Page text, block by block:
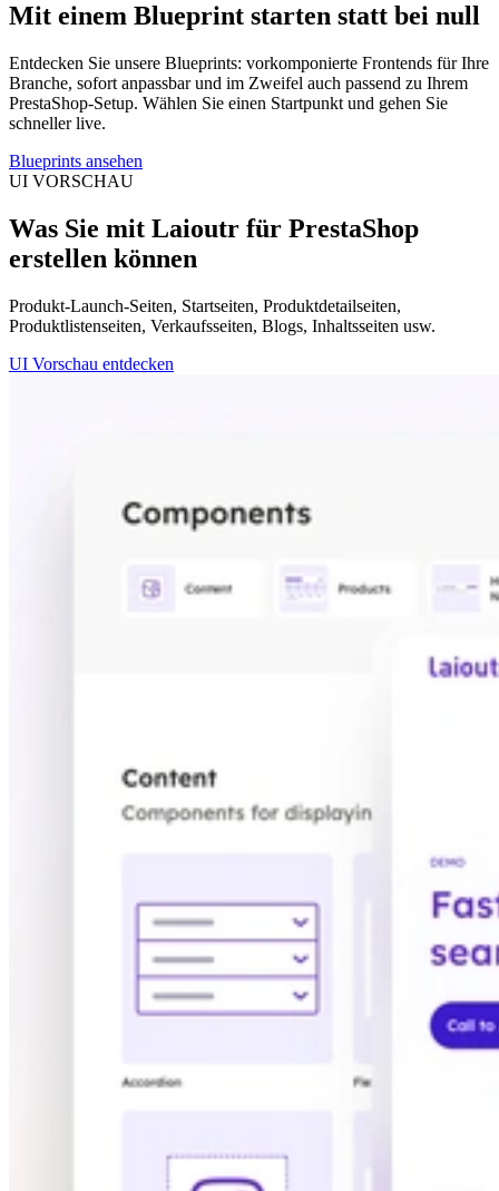
Mit einem Blueprint starten statt bei null
Entdecken Sie unsere Blueprints: vorkomponierte Frontends für Ihre
Branche, sofort anpassbar und im Zweifel auch passend zu Ihrem
PrestaShop-Setup. Wählen Sie einen Startpunkt und gehen Sie
schneller live.
Blueprints ansehen
UI VORSCHAU
Was Sie mit Laioutr für PrestaShop
erstellen können
Produkt-Launch-Seiten, Startseiten, Produktdetailseiten,
Produktlistenseiten, Verkaufsseiten, Blogs, Inhaltsseiten usw.
UI Vorschau entdecken